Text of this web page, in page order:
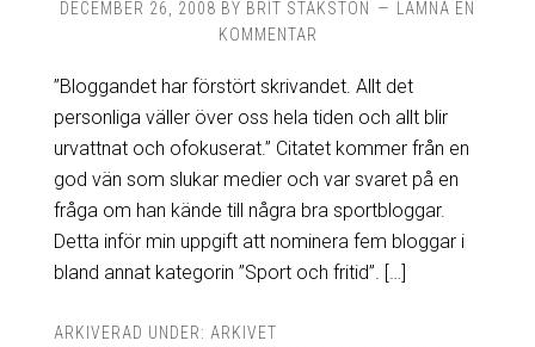
DECEMBER 26, 2008 BY BRIT STAKSTON
LÄMNA EN
KOMMENTAR
”Bloggandet har förstört skrivandet. Allt det
personliga väller över oss hela tiden och allt blir
urvattnat och ofokuserat.” Citatet kommer från en
god vän som slukar medier och var svaret på en
fråga om han kände till några bra sportbloggar.
Detta inför min uppgift att nominera fem bloggar i
bland annat kategorin ”Sport och fritid”. […]
ARKIVERAD UNDER: ARKIVET